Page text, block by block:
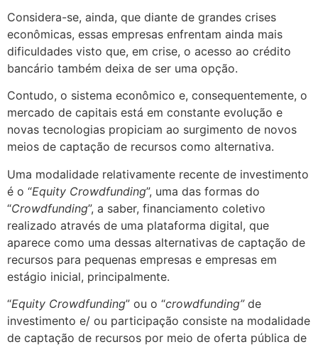
Considera-se, ainda, que diante de grandes crises
econômicas, essas empresas enfrentam ainda mais
dificuldades visto que, em crise, o acesso ao crédito
bancário também deixa de ser uma opção.
Contudo, o sistema econômico e, consequentemente, o
mercado de capitais está em constante evolução e
novas tecnologias propiciam ao surgimento de novos
meios de captação de recursos como alternativa.
Uma modalidade relativamente recente de investimento
é o “Equity Crowdfunding”, uma das formas do
“Crowdfunding”, a saber, financiamento coletivo
realizado através de uma plataforma digital, que
aparece como uma dessas alternativas de captação de
recursos para pequenas empresas e empresas em
estágio inicial, principalmente.
“Equity Crowdfunding” ou o “crowdfunding”de
investimento e/ ou participação consiste na modalidade
de captação de recursos por meio de oferta pública de